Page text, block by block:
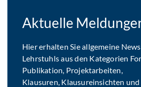
Aktuelle
Hier erhalten Sie allgemeine
Lehrstuhls aus den Kategorien
Publikation, Projektarbeiten,
Klausuren, Klausureinsichten und